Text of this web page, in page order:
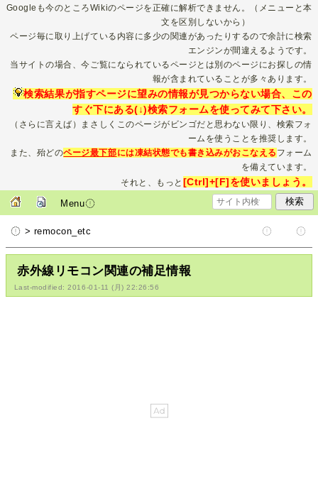
Googleも今のところWikiのページを正確に解析できません。（メニューと本
文を区別しないから）
ページ毎に取り上げている内容に多少の関連があったりするので余計に検索
エンジンが間違えるようです。
当サイトの場合、今ご覧になられているページとは別のページにお探しの情
報が含まれていることが多々あります。
検索結果が指すページに望みの情報が見つからない場合、この
すぐ下にある(↓)検索フォームを使ってみて下さい。
（さらに言えば）まさしくこのページがビンゴだと思わない限り、検索フォ
ームを使うことを推奨します。
また、殆どのページ最下部には凍結状態でも書き込みがおこなえる フォーム
を備えています。
それと、もっと [Ctrl]+[F]を使いましょう。
Menu
> remocon_etc
赤外線リモコン関連の補足情報
Last-modified: 2016-01-11 (月) 22:26:56